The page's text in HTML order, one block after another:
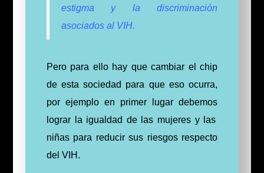
estigma y la discriminación
asociados al VIH.
Pero para ello hay que cambiar el chip
de esta sociedad para que eso ocurra,
por ejemplo en primer lugar debemos
lograr la igualdad de las mujeres y las
niñas para reducir sus riesgos respecto
del VIH.